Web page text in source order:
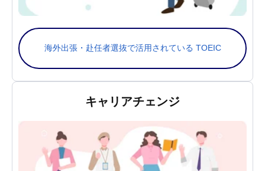
海外出張・赴任者選抜で活用されている TOEIC
キャリアチェンジ